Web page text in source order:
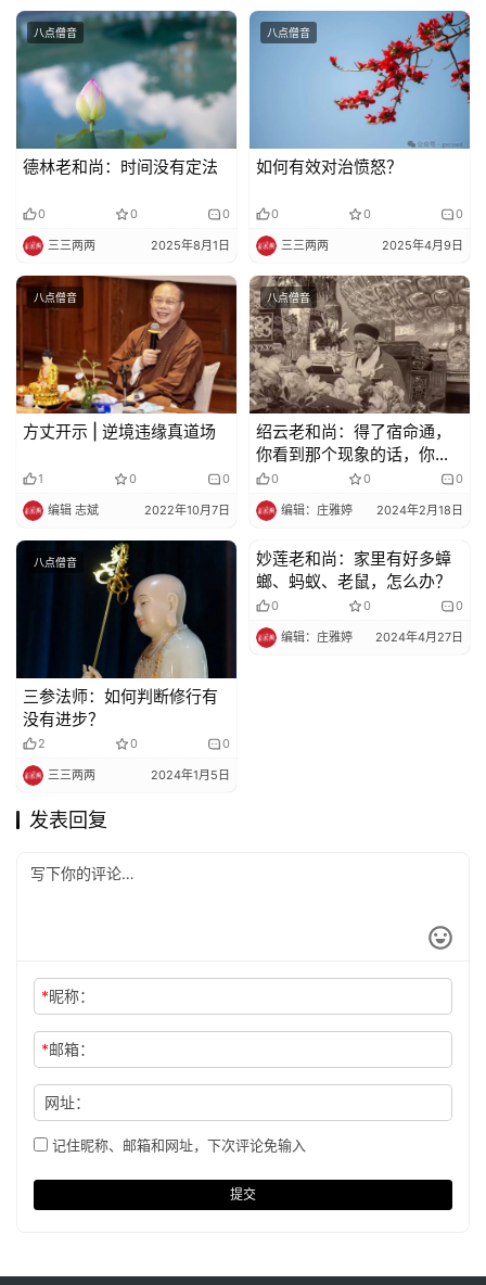
八点僧音
德林老和尚：时间没有定法
0 0 0
三三两两 2025年8月1日
八点僧音
如何有效对治愤怒？
0 0 0
三三两两 2025年4月9日
八点僧音
方丈开示 | 逆境违缘真道场
1 0 0
编辑 志斌 2022年10月7日
八点僧音
绍云老和尚：得了宿命通，
你看到那个现象的话，你哭
都要哭三天
0 0 0
编辑：庄雅婷 2024年2月18日
八点僧音
三参法师：如何判断修行有
没有进步？
2 0 0
三三两两 2024年1月5日
八点僧音
妙莲老和尚：家里有好多蟑
螂、蚂蚁、老鼠，怎么办？
0 0 0
编辑：庄雅婷 2024年4月27日
发表回复
*昵称：
*邮箱：
网址：
记住昵称、邮箱和网址，下次评论免输入
提交